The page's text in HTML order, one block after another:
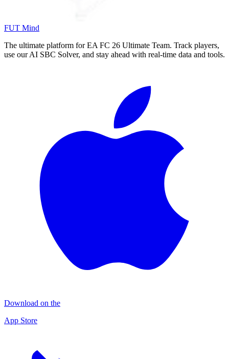
FUT Mind
The ultimate platform for EA FC 26 Ultimate Team. Track players,
use our AI SBC Solver, and stay ahead with real-time data and tools.
Download on the
App Store